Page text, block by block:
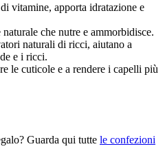
vitamine, apporta idratazione e
che nutre e ammorbidisce.
naturali di ricci, aiutano a
e i ricci.
le cuticole e a rendere i capelli più
Guarda qui tutte le confezioni